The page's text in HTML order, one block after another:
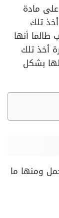
مادة
تلك
أنها
أخذ تلك
بشكل
ومنها ما